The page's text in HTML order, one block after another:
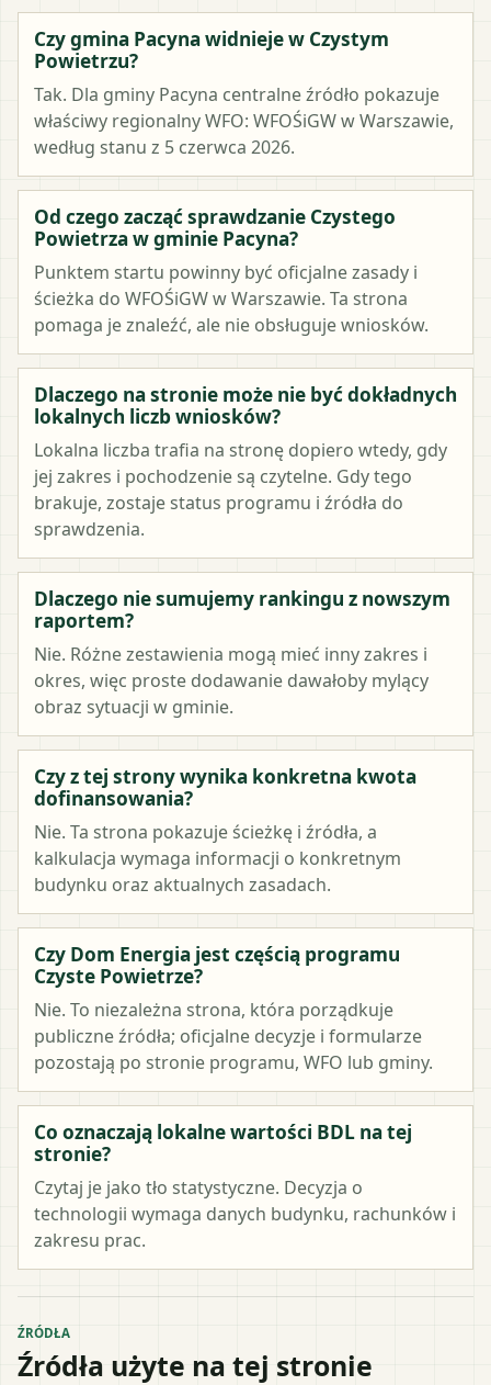
Czy gmina Pacyna widnieje w Czystym
Powietrzu?
Tak. Dla gminy Pacyna centralne źródło pokazuje
właściwy regionalny WFO: WFOŚiGW w Warszawie,
według stanu z 5 czerwca 2026.
Od czego zacząć sprawdzanie Czystego
Powietrza w gminie Pacyna?
Punktem startu powinny być oficjalne zasady i
ścieżka do WFOŚiGW w Warszawie. Ta strona
pomaga je znaleźć, ale nie obsługuje wniosków.
Dlaczego na stronie może nie być dokładnych
lokalnych liczb wniosków?
Lokalna liczba trafia na stronę dopiero wtedy, gdy
jej zakres i pochodzenie są czytelne. Gdy tego
brakuje, zostaje status programu i źródła do
sprawdzenia.
Dlaczego nie sumujemy rankingu z nowszym
raportem?
Nie. Różne zestawienia mogą mieć inny zakres i
okres, więc proste dodawanie dawałoby mylący
obraz sytuacji w gminie.
Czy z tej strony wynika konkretna kwota
dofinansowania?
Nie. Ta strona pokazuje ścieżkę i źródła, a
kalkulacja wymaga informacji o konkretnym
budynku oraz aktualnych zasadach.
Czy Dom Energia jest częścią programu
Czyste Powietrze?
Nie. To niezależna strona, która porządkuje
publiczne źródła; oficjalne decyzje i formularze
pozostają po stronie programu, WFO lub gminy.
Co oznaczają lokalne wartości BDL na tej
stronie?
Czytaj je jako tło statystyczne. Decyzja o
technologii wymaga danych budynku, rachunków i
zakresu prac.
ŹRÓDŁA
Źródła użyte na tej stronie